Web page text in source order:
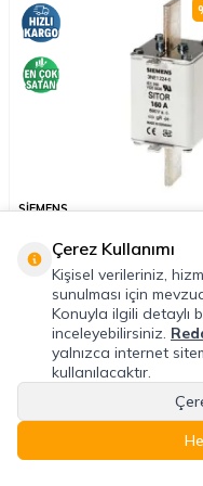
SİEMENS
V AC 160A Boy:1
10.459,20TL
3.660,72 TL
Çerez Kullanımı
Kişisel verileriniz,
sunulması için
Konuyla ilgili detaylı
inceleyebilirsiniz.
yalnızca internet
kullanılacaktır.
Anasayfa Favoriler